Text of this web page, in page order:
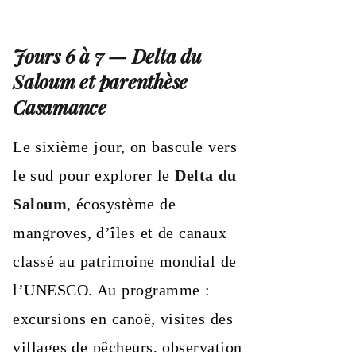
Jours 6 à 7 — Delta du
Saloum et parenthèse
Casamance
Le sixième jour, on bascule vers
le sud pour explorer le Delta du
Saloum, écosystème de
mangroves, d’îles et de canaux
classé au patrimoine mondial de
l’UNESCO. Au programme :
excursions en canoë, visites des
villages de pêcheurs, observation